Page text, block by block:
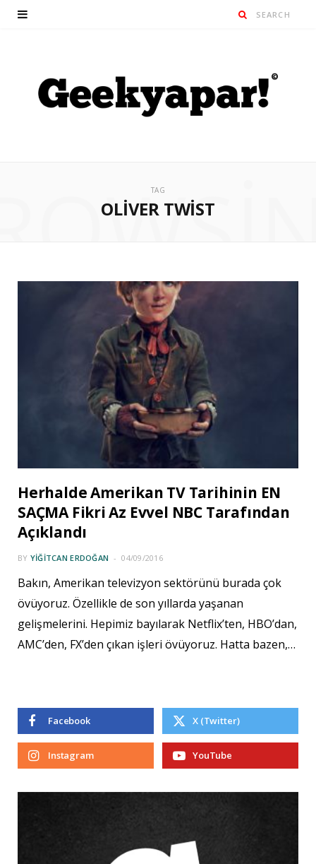
TAG
OLIVER TWIST
Herhalde Amerikan TV Tarihinin EN
SAÇMA Fikri Az Evvel NBC Tarafından
Açıklandı
BY YIĞITCAN ERDOĞAN 04/09/2016
Bakın, Amerikan televizyon sektörünü burada çok
övüyoruz. Özellikle de son yıllarda yaşanan
gelişmelerini. Hepimiz bayılarak Netflix’ten, HBO’dan,
AMC’den, FX’den çıkan işleri övüyoruz. Hatta bazen,…
Facebook X (Twitter)
Instagram YouTube